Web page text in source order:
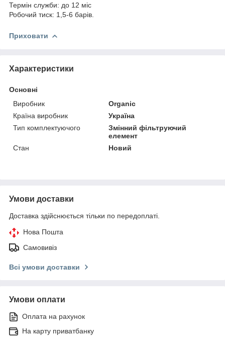
Термін служби: до 12 міс
Робочий тиск: 1,5-6 барів.
Приховати
Характеристики
Основні
Виробник
Organic
Країна виробник
Україна
Тип комплектуючого
Змінний фільтруючий
елемент
Стан
Новий
Умови доставки
Доставка здійснюється тільки по передоплаті.
Нова Пошта
Самовивіз
Всі умови доставки
Умови оплати
Оплата на рахунок
На карту приватбанку